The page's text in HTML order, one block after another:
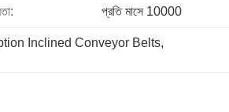
প্রতি মাসে 10000
Inclined Conveyor Belts,